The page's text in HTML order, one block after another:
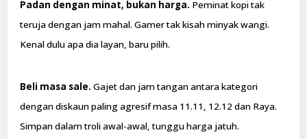
Padan dengan minat, bukan harga. Peminat kopi tak
teruja dengan jam mahal. Gamer tak kisah minyak wangi.
Kenal dulu apa dia layan, baru pilih.
Beli masa sale. Gajet dan jam tangan antara kategori
dengan diskaun paling agresif masa 11.11, 12.12 dan Raya.
Simpan dalam troli awal-awal, tunggu harga jatuh.